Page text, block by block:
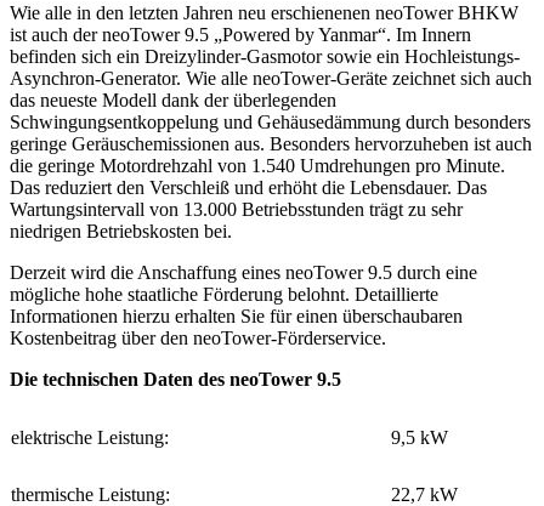
Wie alle in den letzten Jahren neu erschienenen neoTower BHKW
ist auch der neoTower 9.5 „Powered by Yanmar“. Im Innern
befinden sich ein Dreizylinder-Gasmotor sowie ein Hochleistungs-
Asynchron-Generator. Wie alle neoTower-Geräte zeichnet sich auch
das neueste Modell dank der überlegenden
Schwingungsentkoppelung und Gehäusedämmung durch besonders
geringe Geräuschemissionen aus. Besonders hervorzuheben ist auch
die geringe Motordrehzahl von 1.540 Umdrehungen pro Minute.
Das reduziert den Verschleiß und erhöht die Lebensdauer. Das
Wartungsintervall von 13.000 Betriebsstunden trägt zu sehr
niedrigen Betriebskosten bei.
Derzeit wird die Anschaffung eines neoTower 9.5 durch eine
mögliche hohe staatliche Förderung belohnt. Detaillierte
Informationen hierzu erhalten Sie für einen überschaubaren
Kostenbeitrag über den neoTower-Förderservice.
Die technischen Daten des neoTower 9.5
elektrische Leistung: 9,5 kW
thermische Leistung: 22,7 kW